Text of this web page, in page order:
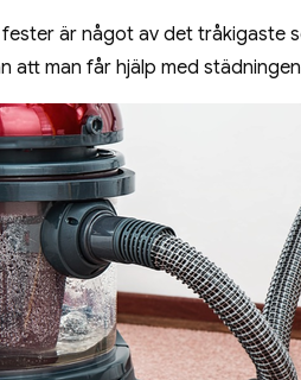
är något av det tråkigaste
att man får hjälp med